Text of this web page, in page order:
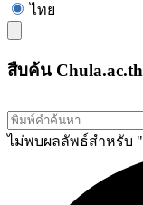
ไทย
สืบค้น Chula.ac.th
ไม่พบผลลัพธ์สำหรับ "